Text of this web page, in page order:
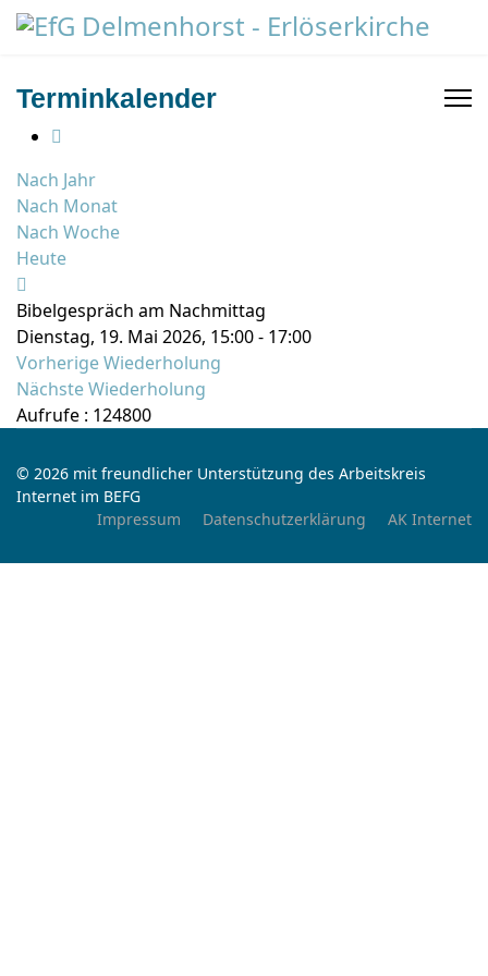
Terminkalender
Nach Jahr
Nach Monat
Nach Woche
Heute
Bibelgespräch am Nachmittag
Dienstag, 19. Mai 2026, 15:00 - 17:00
Vorherige Wiederholung
Nächste Wiederholung
Aufrufe : 124800
© 2026 mit freundlicher Unterstützung des Arbeitskreis
Internet im BEFG
Impressum
Datenschutzerklärung AK Internet